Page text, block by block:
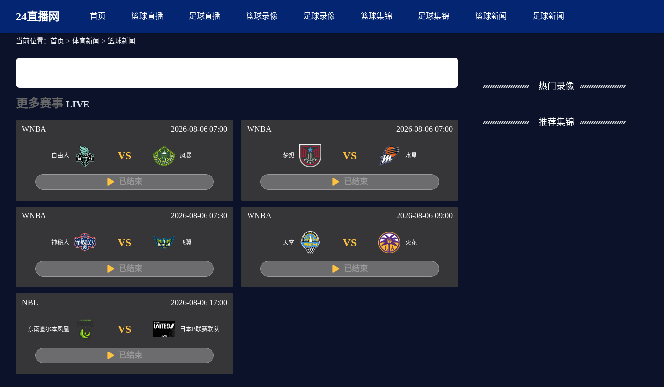
24直播网 首页 篮球直播 足球直播 篮球录像 足球录像 篮球集锦 足球集锦 篮球新闻 足球新闻
当前位置： 首页 > 体育新闻 > 篮球新闻
更多赛事 LIVE
WNBA 2026-08-06 07:00
自由人 VS 风暴
已结束
WNBA 2026-08-06 07:00
梦想 VS 水星
已结束
WNBA 2026-08-06 07:30
神秘人 VS 飞翼
已结束
WNBA 2026-08-06 09:00
天空 VS 火花
已结束
NBL 2026-08-06 17:00
东南墨尔本凤凰 VS 日本B联赛联队
已结束
热门录像
推荐集锦